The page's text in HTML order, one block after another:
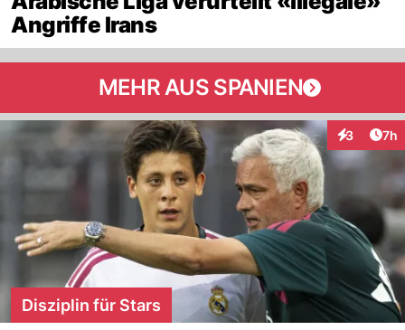
Angriffe Irans
MEHR AUS SPANIEN
3 7h
Disziplin für Stars